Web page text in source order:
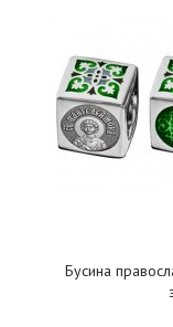
Бусина